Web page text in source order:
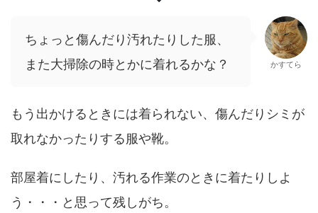
ちょっと傷んだり汚れたりした服、
また大掃除の時とかに着れるかな？
かすてら
もう出かけるときには着られない、傷んだりシミが
取れなかったりする服や靴。
部屋着にしたり、汚れる作業のときに着たりしよ
う・・・と思って残しがち。